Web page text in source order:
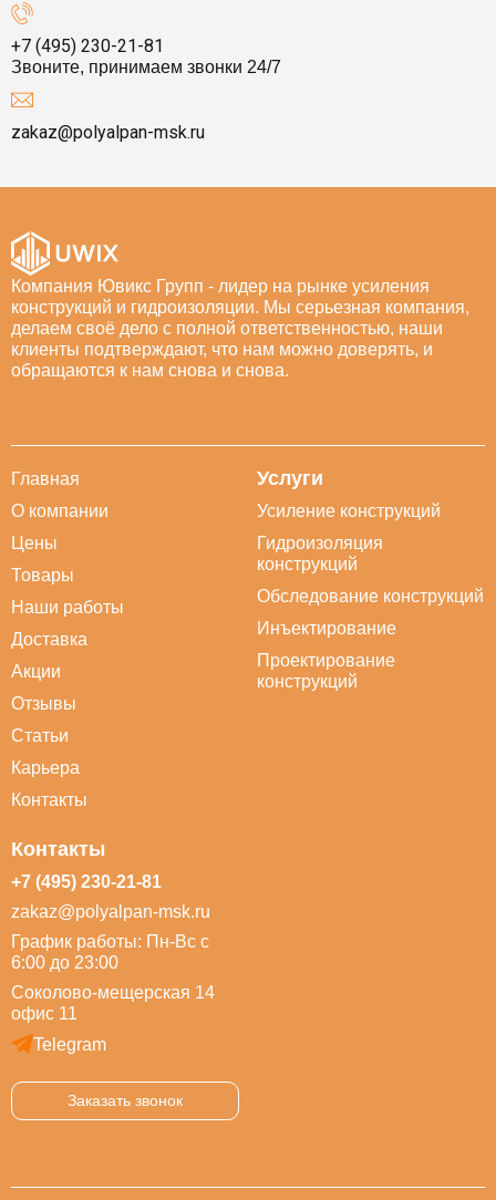
+7 (495) 230-21-81
Звоните, принимаем звонки 24/7
zakaz@polyalpan-msk.ru
Компания Ювикс Групп - лидер на рынке усиления
конструкций и гидроизоляции. Мы серьезная компания,
делаем своё дело с полной ответственностью, наши
клиенты подтверждают, что нам можно доверять, и
обращаются к нам снова и снова.
Главная
О компании
Цены
Товары
Наши работы
Доставка
Акции
Отзывы
Статьи
Карьера
Контакты
Услуги
Усиление конструкций
Гидроизоляция
конструкций
Обследование конструкций
Инъектирование
Проектирование
конструкций
Контакты
+7 (495) 230-21-81
zakaz@polyalpan-msk.ru
График работы: Пн-Вс с
6:00 до 23:00
Соколово-мещерская 14
офис 11
Telegram
Заказать звонок